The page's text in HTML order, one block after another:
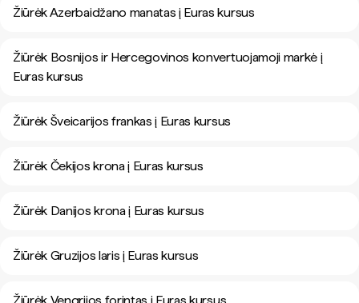
Žiūrėk Azerbaidžano manatas į Euras kursus
Žiūrėk Bosnijos ir Hercegovinos konvertuojamoji markė į
Euras kursus
Žiūrėk Šveicarijos frankas į Euras kursus
Žiūrėk Čekijos krona į Euras kursus
Žiūrėk Danijos krona į Euras kursus
Žiūrėk Gruzijos laris į Euras kursus